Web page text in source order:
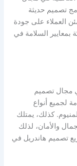
تصميم حديثة
العملاء على جودة
بمعايير السلامة في
مجال تصميم
لجميع أنواع
كذلك، يمتلك
والأمان، لذلك
تصميم هاندريل في